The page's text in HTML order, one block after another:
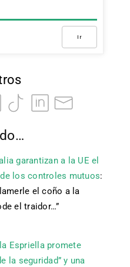
Ir
garantizan a la UE el
los controles mutuos:
el coño a la
el traidor…”
Espriella promete
la seguridad” y una